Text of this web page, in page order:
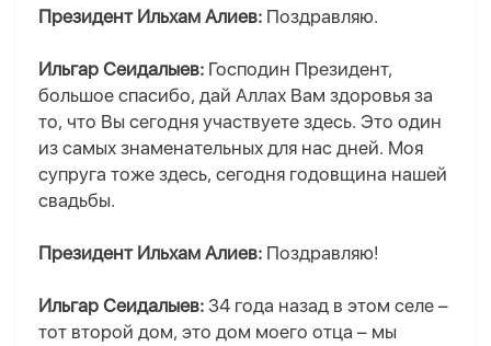
Президент Ильхам Алиев: Поздравляю.
Ильгар Сеидалыев: Господин Президент,
большое спасибо, дай Аллах Вам здоровья за
то, что Вы сегодня участвуете здесь. Это один
из самых знаменательных для нас дней. Моя
супруга тоже здесь, сегодня годовщина нашей
свадьбы.
Президент Ильхам Алиев: Поздравляю!
Ильгар Сеидалыев: 34 года назад в этом селе –
тот второй дом, это дом моего отца – мы